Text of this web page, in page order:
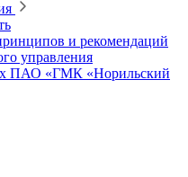
и рекомендаций
управления
ПАО «ГМК «Норильский